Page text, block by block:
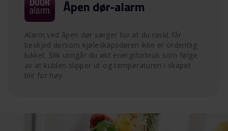
Åpen dør-alarm
Alarm ved åpen dør sørger for at du raskt får
beskjed dersom kjøleskapsdøren ikke er ordentlig
lukket. Slik unngår du økt energiforbruk som følge
av at kulden slipper ut og temperaturen i skapet
blir for høy.